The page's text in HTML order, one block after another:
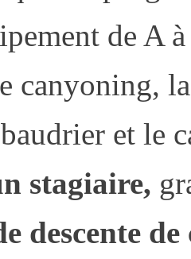
de A
canyoning,
et le
stagiaire,
descente